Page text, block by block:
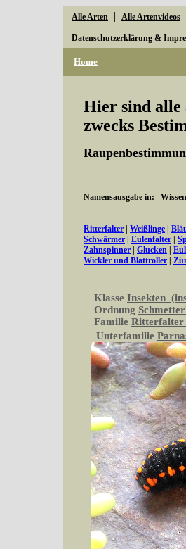
Alle Arten | Alle Artenvideos
Datenschutzerklärung &
Home
Hier sind alle
zwecks
Namensausgabe in:
Ritterfalter Weißlinge
Schwärmer
Eulenfalter
Zahnspinner
Glucken
Wickler und Blattroller
Klasse Insekten
Ordnung
Familie Ritterfalter
Unterfamilie